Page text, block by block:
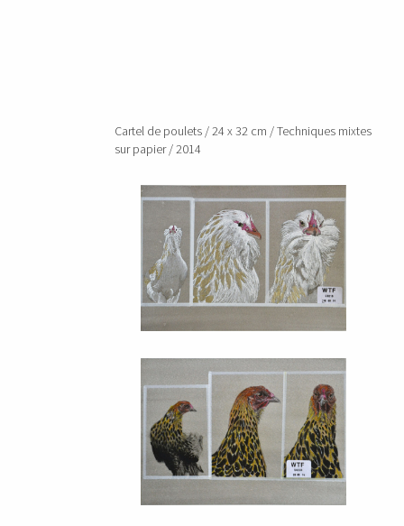
Cartel de poulets / 24 x 32 cm / Techniques mixtes
sur papier / 2014